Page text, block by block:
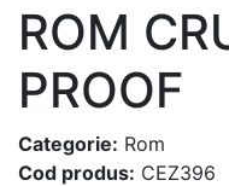
ROM
PROOF
Categorie: Rom
Cod produs: CEZ396